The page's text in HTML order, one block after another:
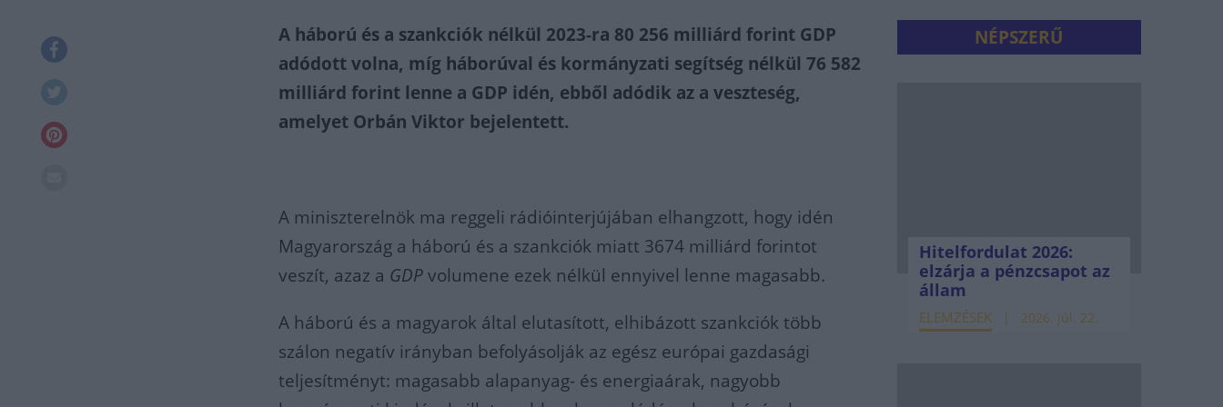
A háború és a szankciók nélkül 2023-ra 80 256 milliárd forint GDP
adódott volna, míg háborúval és kormányzati segítség nélkül 76 582
milliárd forint lenne a GDP idén, ebből adódik az a veszteség,
amelyet Orbán Viktor bejelentett.
A miniszterelnök ma reggeli rádióinterjújában elhangzott, hogy idén
Magyarország a háború és a szankciók miatt 3674 milliárd forintot
veszít, azaz a GDPvolumene ezek nélkül ennyivel lenne magasabb.
A háború és a magyarok által elutasított, elhibázott szankciók több
szálon negatív irányban befolyásolják az egész európai gazdasági
teljesítményt: magasabb alapanyag- és energiaárak, nagyobb
NÉPSZERŰ
Hitelfordulat 2026:
elzárja a pénzcsapot az
állam
ELEMZÉSEK 2026. júl. 22.